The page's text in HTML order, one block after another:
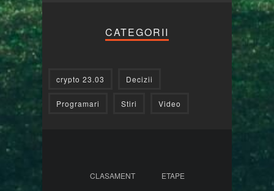
CATEGORII
crypto 23.03 Decizii
Programari Stiri Video
CLASAMENT ETAPE